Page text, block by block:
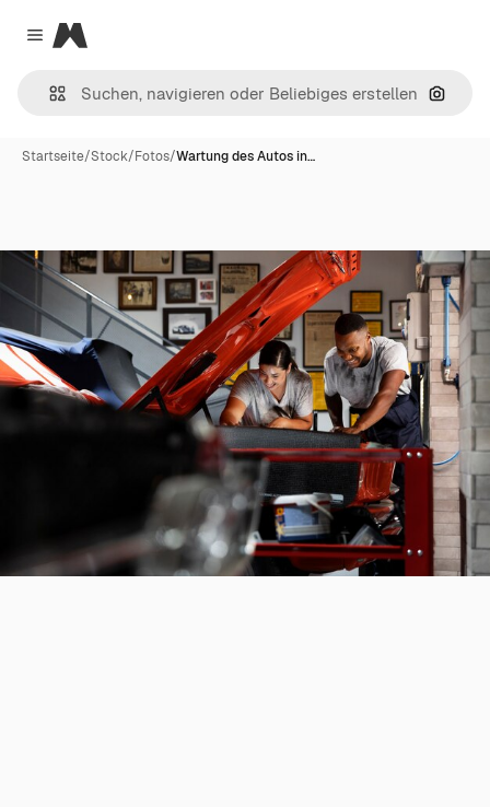
Close menu
Magnific
Nach
Startseite/Stock/Fotos/Wartung des Autos in…